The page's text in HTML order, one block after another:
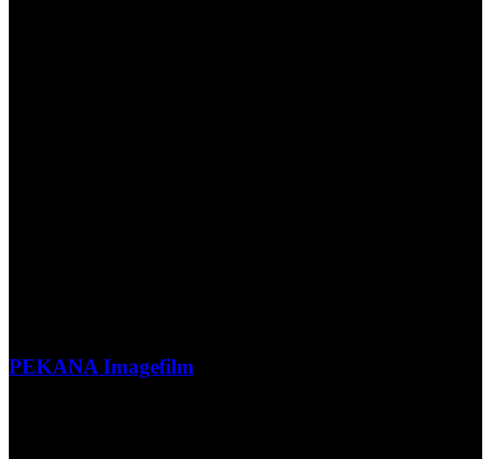
PEKANA Imagefilm